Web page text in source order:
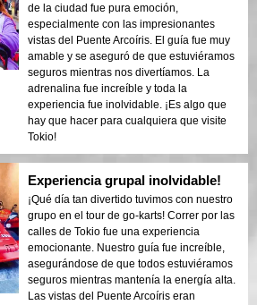
de la ciudad fue pura emoción,
especialmente con las impresionantes
vistas del Puente Arcoíris. El guía fue muy
amable y se aseguró de que estuviéramos
seguros mientras nos divertíamos. La
adrenalina fue increíble y toda la
experiencia fue inolvidable. ¡Es algo que
hay que hacer para cualquiera que visite
Tokio!
Experiencia grupal inolvidable!
¡Qué día tan divertido tuvimos con nuestro
grupo en el tour de go-karts! Correr por las
calles de Tokio fue una experiencia
emocionante. Nuestro guía fue increíble,
asegurándose de que todos estuviéramos
seguros mientras mantenía la energía alta.
Las vistas del Puente Arcoíris eran